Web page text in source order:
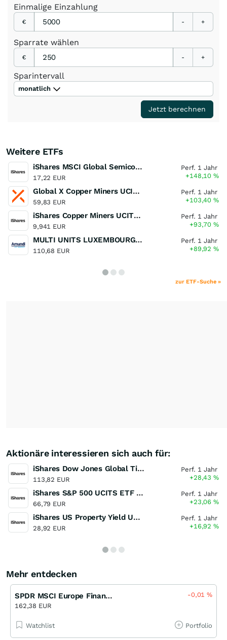
Einmalige Einzahlung
€ - +
Sparrate wählen
€ - +
Sparintervall
monatlich
Jetzt berechnen
Weitere ETFs
iShares MSCI Global Semiconductors UCITS ETF USD (Acc)
17,22 EUR
Perf. 1 Jahr
+148,10%
Global X Copper Miners UCITS ETF USD Acc
59,83 EUR
Perf. 1 Jahr
+103,40%
iShares Copper Miners UCITS ETF
9,941 EUR
Perf. 1 Jahr
+93,70%
MULTI UNITS LUXEMBOURG - Lyxor MSCI Semiconductors ESG Filtered
110,68 EUR
Perf. 1 Jahr
+89,92%
zur ETF-Suche »
Aktionäre interessieren sich auch für:
iShares Dow Jones Global Titans 50 UCITS ETF (DE)
113,82 EUR
Perf. 1 Jahr
+28,43%
iShares S&P 500 UCITS ETF (Dist)
66,79 EUR
Perf. 1 Jahr
+23,06%
iShares US Property Yield UCITS ETF
28,92 EUR
Perf. 1 Jahr
+16,92%
Mehr entdecken
SPDR MSCI Europe Financials UCITS ETF
162,38 EUR
-0,01%
Watchlist Portfolio